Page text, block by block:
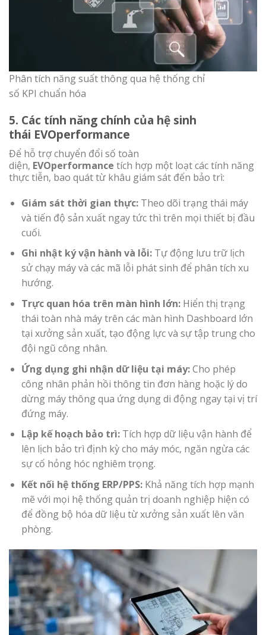
Phân tích năng suất thông qua hệ thống chỉ
số KPI chuẩn hóa
5. Các tính năng chính của hệ sinh
thái EVOperformance
Để hỗ trợ chuyển đổi số toàn
diện, EVOperformance tích hợp một loạt các tính năng
thực tiễn, bao quát từ khâu giám sát đến bảo trì:
Giám sát thời gian thực:Theo dõi trạng thái máy
và tiến độ sản xuất ngay tức thì trên mọi thiết bị đầu
cuối.
Ghi nhật ký vận hành và lỗi:Tự động lưu trữ lịch
sử chạy máy và các mã lỗi phát sinh để phân tích xu
hướng.
Trực quan hóa trên màn hình lớn:Hiển thị trạng
thái toàn nhà máy trên các màn hình Dashboard lớn
tại xưởng sản xuất, tạo động lực và sự tập trung cho
đội ngũ công nhân.
Ứng dụng ghi nhận dữ liệu tại máy:Cho phép
công nhân phản hồi thông tin đơn hàng hoặc lý do
dừng máy thông qua ứng dụng di động ngay tại vị trí
đứng máy.
Lập kế hoạch bảo trì:Tích hợp dữ liệu vận hành để
lên lịch bảo trì định kỳ cho máy móc, ngăn ngừa các
sự cố hỏng hóc nghiêm trọng.
Kết nối hệ thống ERP/PPS:Khả năng tích hợp mạnh
mẽ với mọi hệ thống quản trị doanh nghiệp hiện có
để đồng bộ hóa dữ liệu từ xưởng sản xuất lên văn
phòng.